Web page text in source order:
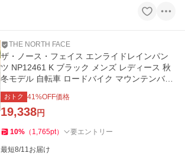
THE NORTH FACE
ザ・ノース・フェイス エンライドレインパン
ツ NP12461 K ブラック メンズ レディース 秋
冬モデル 自転車 ロードバイク マウンテンバイ
ク ピストバイク
おトク 41%OFF価格
19,338円
10% （ 1,765pt） 要エントリー
最短8/11お届け